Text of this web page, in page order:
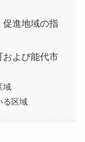
進地域の指
および能代市
域
る区域